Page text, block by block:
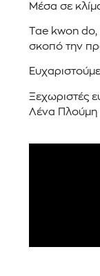
Μέσα σε
Tae kwon do,
σκοπό την
Ξεχωριστές
Λένα Πλούμη